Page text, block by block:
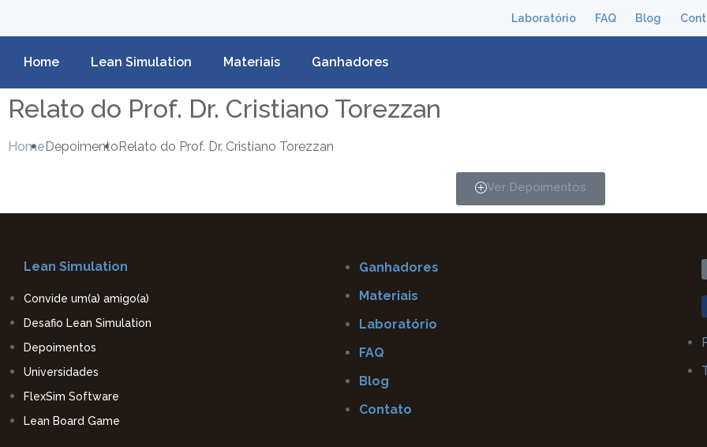
Laboratório FAQ Blog
Home Lean Simulation Materiais Ganhadores
Relato do Prof. Dr. Cristiano Torezzan
HomeDepoimentoRelato do Prof. Dr. Cristiano Torezzan
Ver Depoimentos
Lean Simulation
Convide um(a) amigo(a)
Desafio Lean Simulation
Depoimentos
Universidades
FlexSim Software
Lean Board Game
Ganhadores
Materiais
Laboratório
FAQ
Blog
Contato